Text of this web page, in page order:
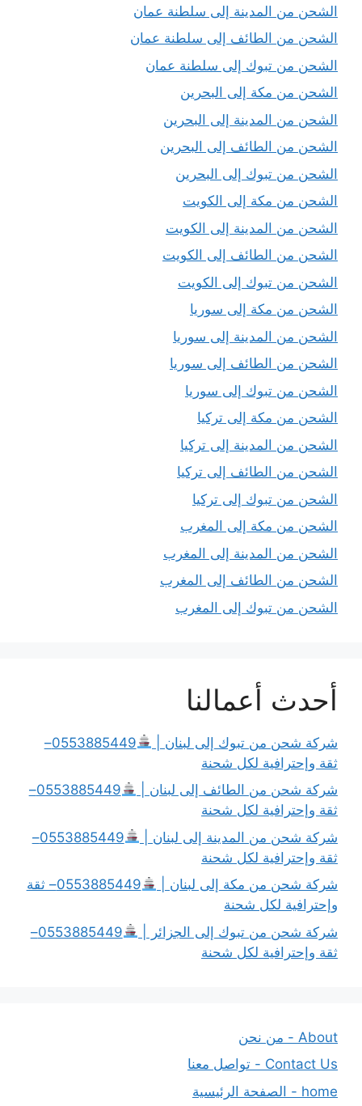
الشحن من المدينة إلى سلطنة عمان
الشحن من الطائف إلى سلطنة عمان
الشحن من تبوك إلى سلطنة عمان
الشحن من مكة إلى البحرين
الشحن من المدينة إلى البحرين
الشحن من الطائف إلى البحرين
الشحن من تبوك إلى البحرين
الشحن من مكة إلى الكويت
الشحن من المدينة إلى الكويت
الشحن من الطائف إلى الكويت
الشحن من تبوك إلى الكويت
الشحن من مكة إلى سوريا
الشحن من المدينة إلى سوريا
الشحن من الطائف إلى سوريا
الشحن من تبوك إلى سوريا
الشحن من مكة إلى تركيا
الشحن من المدينة إلى تركيا
الشحن من الطائف إلى تركيا
الشحن من تبوك إلى تركيا
الشحن من مكة إلى المغرب
الشحن من المدينة إلى المغرب
الشحن من الطائف إلى المغرب
الشحن من تبوك إلى المغرب
أحدث أعمالنا
شركة شحن من تبوك إلى لبنان |
0553885449–
ثقة وإحترافية لكل شحنة
شركة شحن من الطائف إلى لبنان |
0553885449–
ثقة وإحترافية لكل شحنة
شركة شحن من المدينة إلى لبنان |
0553885449–
ثقة وإحترافية لكل شحنة
شركة شحن من مكة إلى لبنان |
0553885449– ثقة
وإحترافية لكل شحنة
شركة شحن من تبوك إلى الجزائر |
0553885449–
ثقة وإحترافية لكل شحنة
About - من نحن
Contact Us - تواصل معنا
home - الصفحة الرئيسية